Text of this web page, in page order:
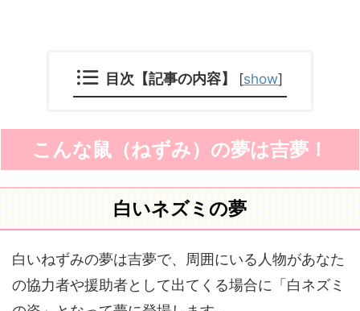
目次【記事の内容】 [show]
こんな鼠（ねずみ）の夢は吉夢！
白いネズミの夢
白いねずみの夢は吉夢で、周囲にいる人物があなた
の協力者や援助者として出てくる場合に「白ネズミ